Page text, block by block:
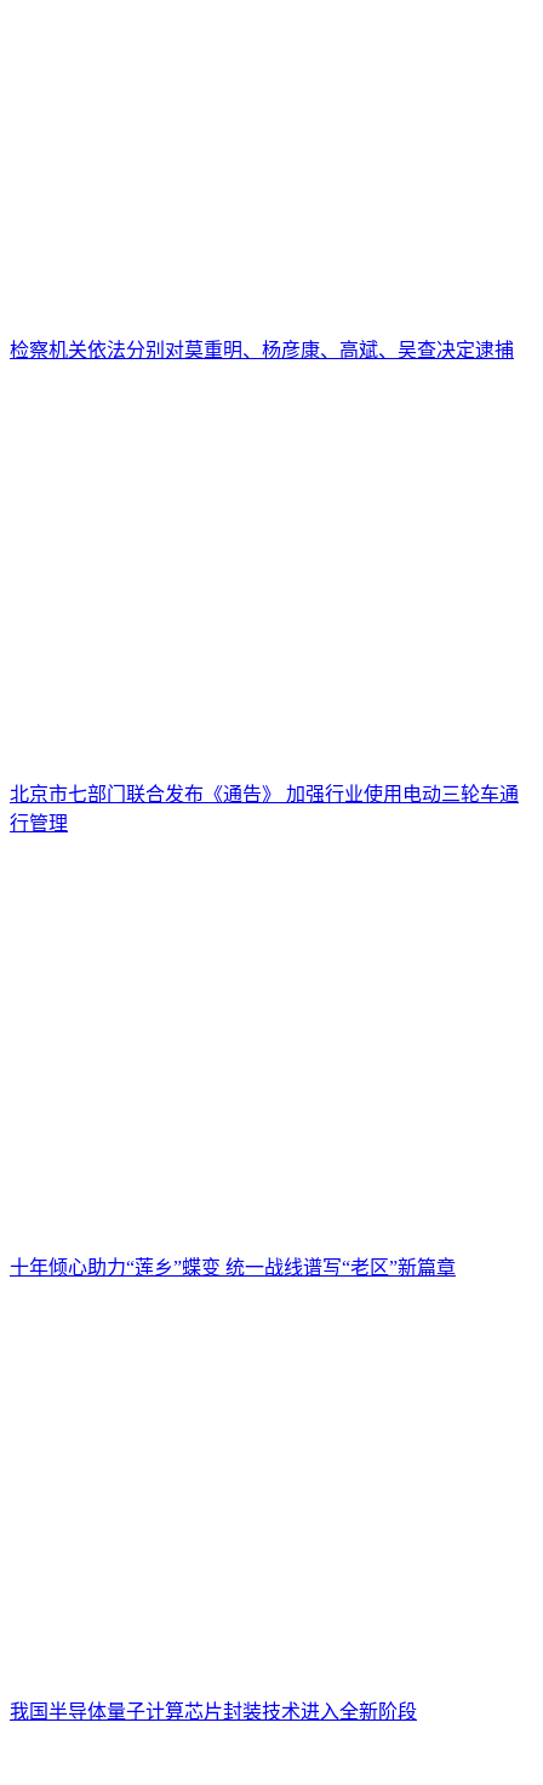
检察机关依法分别对莫重明、杨彦康、高斌、吴查决定逮捕
北京市七部门联合发布《通告》 加强行业使用电动三轮车通
行管理
十年倾心助力“莲乡”蝶变 统一战线谱写“老区”新篇章
我国半导体量子计算芯片封装技术进入全新阶段